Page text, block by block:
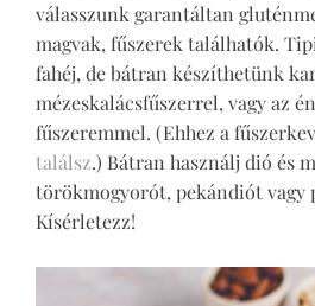
válasszunk garantáltan
magvak, fűszerek találhatók.
fahéj, de bátran készíthetünk
mézeskalácsfűszerrel, vagy az
fűszeremmel. (Ehhez a
találsz.) Bátran használj dió és
törökmogyorót, pekándiót vagy
Kísérletezz!